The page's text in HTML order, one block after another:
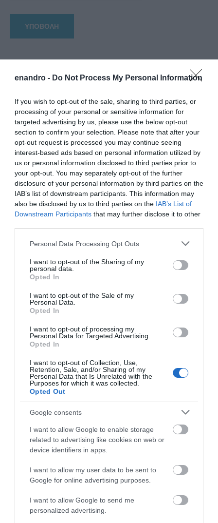
enandro - Do Not Process My Personal Information
If you wish to opt-out of the sale, sharing to third parties, or
processing of your personal or sensitive information for
targeted advertising by us, please use the below opt-out
section to confirm your selection. Please note that after your
opt-out request is processed you may continue seeing
interest-based ads based on personal information utilized by
us or personal information disclosed to third parties prior to
your opt-out. You may separately opt-out of the further
disclosure of your personal information by third parties on the
IAB’s list of downstream participants. This information may
also be disclosed by us to third parties on the IAB’s List of
Downstream Participants that may further disclose it to other
Please note that this website/app uses one or more Google
not limited to your visit or usage behaviour. You may click to
grant or deny consent to Google and its third-party tags to
use your data for below specified purposes in below Google
consent section.
Personal Data Processing Opt Outs
I want to opt-out of the Sharing of my
personal data.
Opted In
I want to opt-out of the Sale of my
Personal Data.
Opted In
I want to opt-out of processing my
Personal Data for Targeted Advertising.
Opted In
I want to opt-out of Collection, Use,
Retention, Sale, and/or Sharing of my
Personal Data that Is Unrelated with the
Purposes for which it was collected.
Opted Out
Google consents
I want to allow Google to enable storage
related to advertising like cookies on web or
device identifiers in apps.
I want to allow my user data to be sent to
Google for online advertising purposes.
I want to allow Google to send me
personalized advertising.